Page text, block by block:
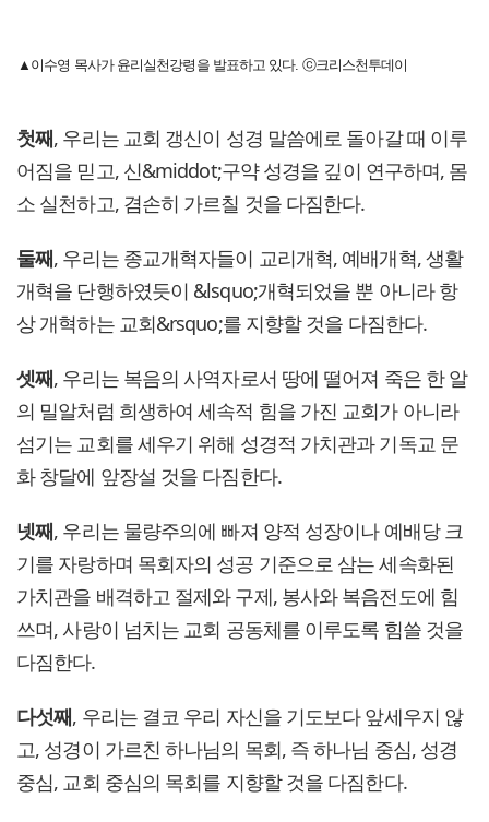
▲이수영 목사가 윤리실천강령을 발표하고 있다. ⓒ크리스천투데이
첫째, 우리는 교회 갱신이 성경 말씀에로 돌아갈 때 이루
어짐을 믿고, 신&middot;구약 성경을 깊이 연구하며, 몸
소 실천하고, 겸손히 가르칠 것을 다짐한다.
둘째, 우리는 종교개혁자들이 교리개혁, 예배개혁, 생활
개혁을 단행하였듯이 &lsquo;개혁되었을 뿐 아니라 항
상 개혁하는 교회&rsquo;를 지향할 것을 다짐한다.
셋째, 우리는 복음의 사역자로서 땅에 떨어져 죽은 한 알
의 밀알처럼 희생하여 세속적 힘을 가진 교회가 아니라
섬기는 교회를 세우기 위해 성경적 가치관과 기독교 문
화 창달에 앞장설 것을 다짐한다.
넷째, 우리는 물량주의에 빠져 양적 성장이나 예배당 크
기를 자랑하며 목회자의 성공 기준으로 삼는 세속화된
가치관을 배격하고 절제와 구제, 봉사와 복음전도에 힘
쓰며, 사랑이 넘치는 교회 공동체를 이루도록 힘쓸 것을
다짐한다.
다섯째, 우리는 결코 우리 자신을 기도보다 앞세우지 않
고, 성경이 가르친 하나님의 목회, 즉 하나님 중심, 성경
중심, 교회 중심의 목회를 지향할 것을 다짐한다.